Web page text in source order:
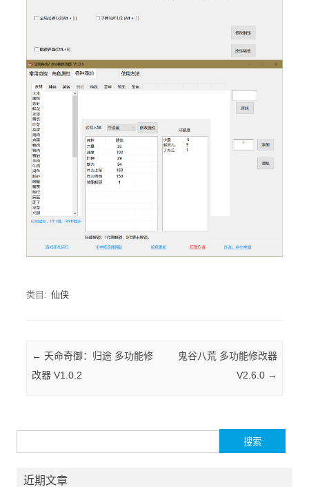
类目: 仙侠
Post navigation
← 天命奇御：归途 多功能修
改器 V1.0.2
鬼谷八荒 多功能修改器
V2.6.0 →
近期文章